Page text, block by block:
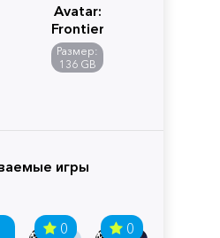
Avatar:
Frontiers
of
Pandora
Размер:
136 GB
игры
0 0